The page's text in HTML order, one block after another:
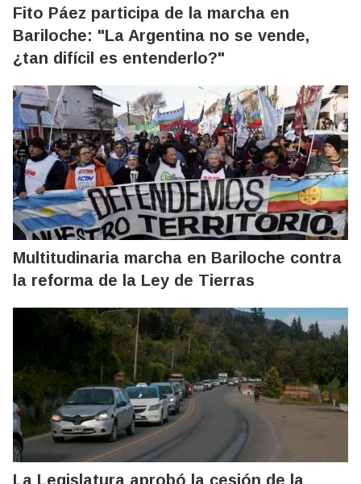
Fito Páez participa de la marcha en
Bariloche: "La Argentina no se vende,
¿tan difícil es entenderlo?"
Multitudinaria marcha en Bariloche contra
la reforma de la Ley de Tierras
La Legislatura aprobó la cesión de la